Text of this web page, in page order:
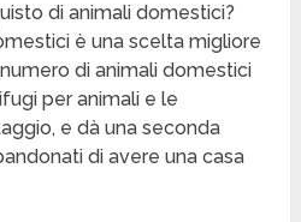
di animali domestici?
è una scelta migliore
di animali domestici
per animali e le
e dà una seconda
di avere una casa